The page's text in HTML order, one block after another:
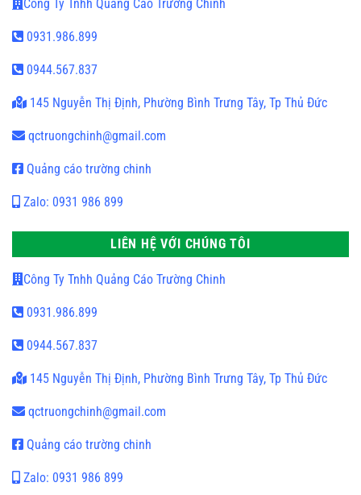
Công Ty Tnhh Quảng Cáo Trường Chinh
0931.986.899
0944.567.837
145 Nguyễn Thị Định, Phường Bình Trưng Tây, Tp Thủ Đức
qctruongchinh@gmail.com
Quảng cáo trường chinh
Zalo: 0931 986 899
LIÊN HỆ VỚI CHÚNG TÔI
Công Ty Tnhh Quảng Cáo Trường Chinh
0931.986.899
0944.567.837
145 Nguyễn Thị Định, Phường Bình Trưng Tây, Tp Thủ Đức
qctruongchinh@gmail.com
Quảng cáo trường chinh
Zalo: 0931 986 899